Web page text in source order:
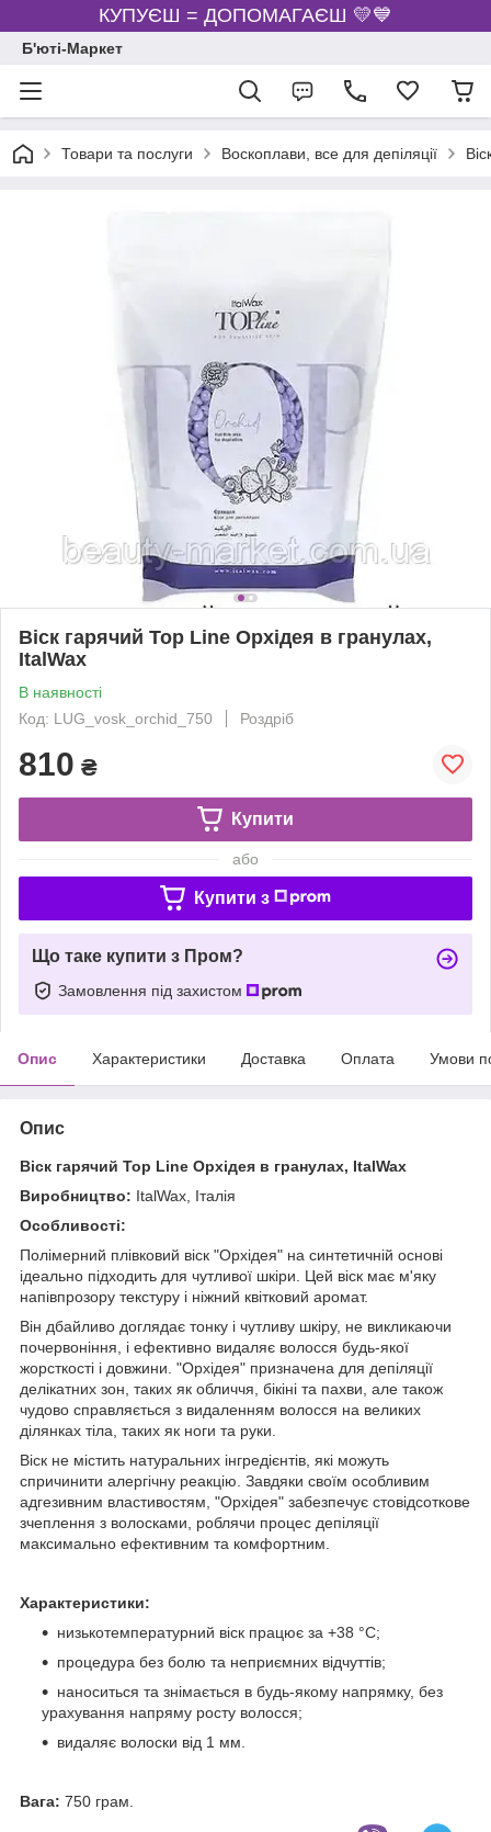
КУПУЄШ = ДОПОМАГАЄШ 💛💙
Б'юті-Маркет
Товари та послуги Воскоплави, все для депіляції
Віск гарячий Top Line Орхідея в гранулах,
ItalWax
В наявності
Код: LUG_vosk_orchid_750
Роздріб
810 ₴
Купити
або
Купити з
Що таке купити з Пром?
Замовлення під захистом
Опис Характеристики Доставка Оплата Умови
Опис
Віск гарячий Top Line Орхідея в гранулах, ItalWax
Виробництво: ItalWax, Італія
Особливості:
Полімерний плівковий віск "Орхідея" на синтетичній основі
ідеально підходить для чутливої шкіри. Цей віск має м'яку
напівпрозору текстуру і ніжний квітковий аромат.
Він дбайливо доглядає тонку і чутливу шкіру, не викликаючи
почервоніння, і ефективно видаляє волосся будь-якої
жорсткості і довжини. "Орхідея" призначена для депіляції
делікатних зон, таких як обличчя, бікіні та пахви, але також
чудово справляється з видаленням волосся на великих
ділянках тіла, таких як ноги та руки.
Віск не містить натуральних інгредієнтів, які можуть
спричинити алергічну реакцію. Завдяки своїм особливим
адгезивним властивостям, "Орхідея" забезпечує стовідсоткове
зчеплення з волосками, роблячи процес депіляції
максимально ефективним та комфортним.
Характеристики:
низькотемпературний віск працює за +38 °С;
процедура без болю та неприємних відчуттів;
наноситься та знімається в будь-якому напрямку, без
урахування напряму росту волосся;
видаляє волоски від 1 мм.
Вага: 750 грам.